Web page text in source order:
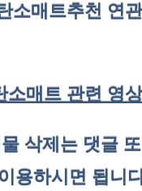
소매트추천 연
소매트 관련 영상
삭제는 댓글
용하시면 됩니